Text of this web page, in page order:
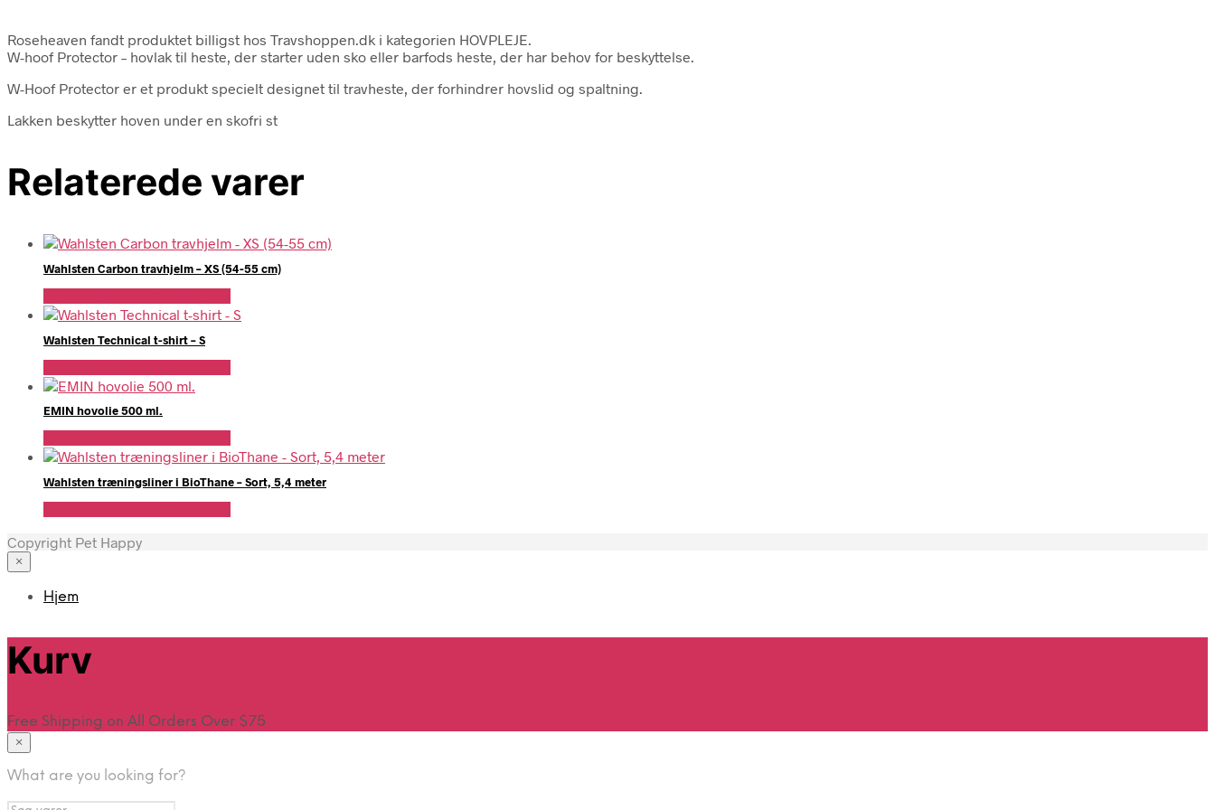
Roseheaven fandt produktet billigst hos Travshoppen.dk i kategorien HOVPLEJE.
W-hoof Protector – hovlak til heste, der starter uden sko eller barfods heste, der har behov for beskyttelse.
W-Hoof Protector er et produkt specielt designet til travheste, der forhindrer hovslid og spaltning.
Lakken beskytter hoven under en skofri st
Relaterede varer
Wahlsten Carbon travhjelm – XS (54-55 cm)
Wahlsten Technical t-shirt – S
EMIN hovolie 500 ml.
Wahlsten træningsliner i BioThane – Sort, 5,4 meter
Copyright Pet Happy
×
Hjem
Kurv
Free Shipping on All Orders Over $75
×
What are you looking for?